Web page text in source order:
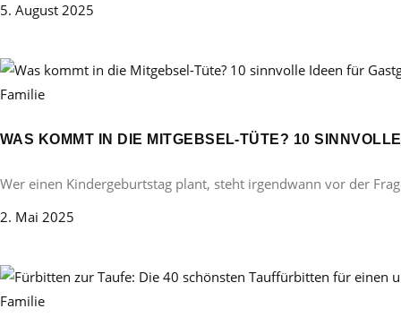
5. August 2025
Familie
WAS KOMMT IN DIE MITGEBSEL-TÜTE? 10
Wer einen Kindergeburtstag plant, steht irgendwann vor der
2. Mai 2025
Familie